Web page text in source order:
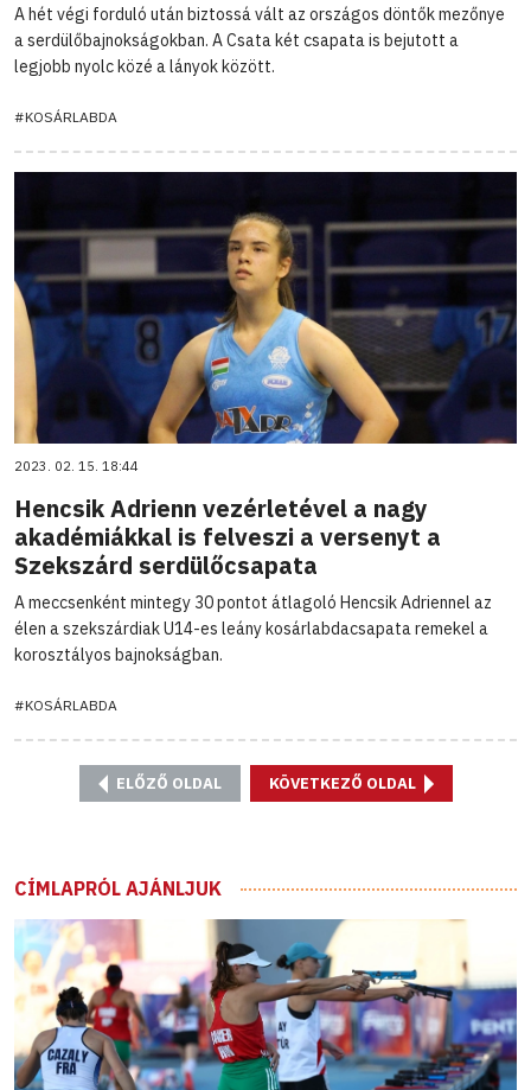
A hét végi forduló után biztossá vált az országos döntők mezőnye
a serdülőbajnokságokban. A Csata két csapata is bejutott a
legjobb nyolc közé a lányok között.
#KOSÁRLABDA
2023. 02. 15. 18:44
Hencsik Adrienn vezérletével a nagy
akadémiákkal is felveszi a versenyt a
Szekszárd serdülőcsapata
A meccsenként mintegy 30 pontot átlagoló Hencsik Adriennel az
élen a szekszárdiak U14-es leány kosárlabdacsapata remekel a
korosztályos bajnokságban.
#KOSÁRLABDA
ELŐZŐ OLDAL KÖVETKEZŐ OLDAL
CÍMLAPRÓL AJÁNLJUK